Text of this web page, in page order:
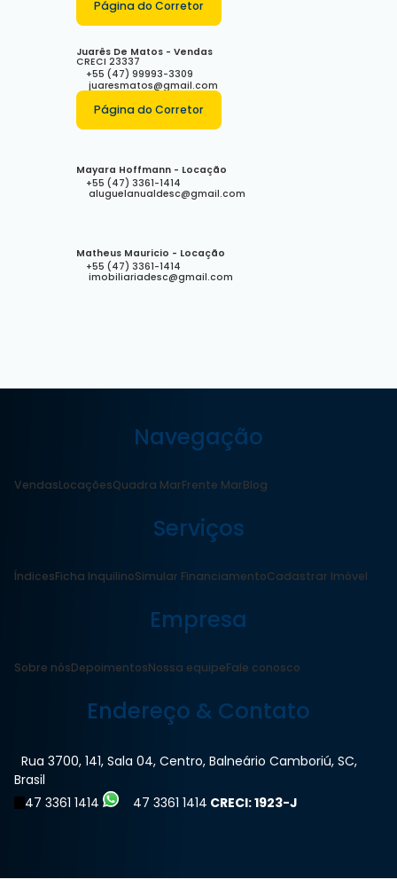
Página do Corretor
Juarês De Matos - Vendas
CRECI 23337
+55 (47) 99993-3309
juaresmatos@gmail.com
Página do Corretor
Mayara Hoffmann - Locação
+55 (47) 3361-1414
aluguelanualdesc@gmail.com
Matheus Mauricio - Locação
+55 (47) 3361-1414
imobiliariadesc@gmail.com
Navegação
VendasLocaçõesQuadra MarFrente MarBlog
Serviços
ÍndicesFicha InquilinoSimular FinanciamentoCadastrar Imóvel
Empresa
Sobre nósDepoimentosNossa equipeFale conosco
Endereço & Contato
Rua 3700, 141, Sala 04, Centro, Balneário Camboriú, SC,
Brasil
47 3361 1414
47 3361 1414 CRECI: 1923-J